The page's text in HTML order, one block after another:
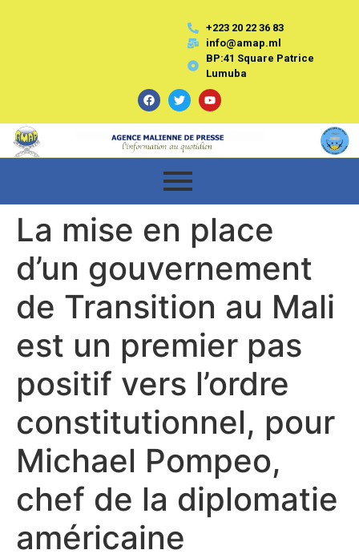
+223 20 22 36 83
info@amap.ml
BP:41 Square Patrice
Lumuba
La mise en place
d’un gouvernement
de Transition au Mali
est un premier pas
positif vers l’ordre
constitutionnel, pour
Michael Pompeo,
chef de la diplomatie
américaine